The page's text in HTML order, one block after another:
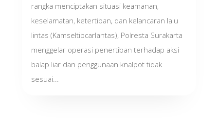
rangka menciptakan situasi keamanan,
keselamatan, ketertiban, dan kelancaran lalu
lintas (Kamseltibcarlantas), Polresta Surakarta
menggelar operasi penertiban terhadap aksi
balap liar dan penggunaan knalpot tidak
sesuai...